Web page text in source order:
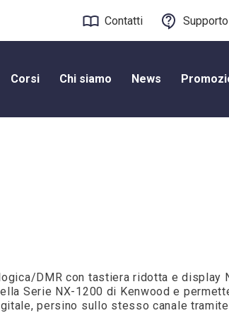
Contatti Supporto
Corsi Chi siamo News
DMR con tastiera ridotta e display
Serie NX-1200 di Kenwood e
persino sullo stesso canale